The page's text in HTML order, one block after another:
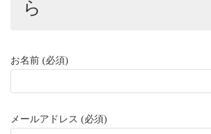
ら
お名前 (必須)
メールアドレス (必須)